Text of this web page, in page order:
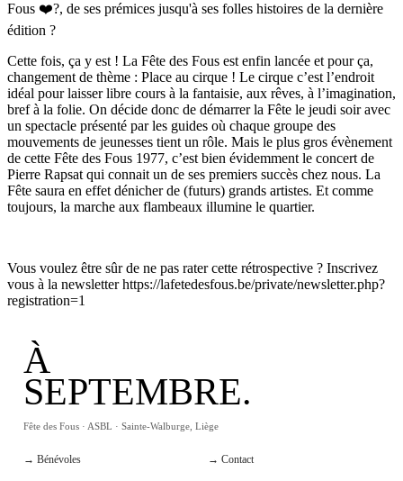
Fous ❤️?, de ses prémices jusqu'à ses folles histoires de la dernière
édition ?
Cette fois, ça y est ! La Fête des Fous est enfin lancée et pour ça,
changement de thème : Place au cirque ! Le cirque c’est l’endroit
idéal pour laisser libre cours à la fantaisie, aux rêves, à l’imagination,
bref à la folie. On décide donc de démarrer la Fête le jeudi soir avec
un spectacle présenté par les guides où chaque groupe des
mouvements de jeunesses tient un rôle. Mais le plus gros évènement
de cette Fête des Fous 1977, c’est bien évidemment le concert de
Pierre Rapsat qui connait un de ses premiers succès chez nous. La
Fête saura en effet dénicher de (futurs) grands artistes. Et comme
toujours, la marche aux flambeaux illumine le quartier.
Vous voulez être sûr de ne pas rater cette rétrospective ? Inscrivez
vous à la newsletter https://lafetedesfous.be/private/newsletter.php?
registration=1
À
SEPTEMBRE.
Fête des Fous · ASBL · Sainte-Walburge, Liège
→ Bénévoles → Contact